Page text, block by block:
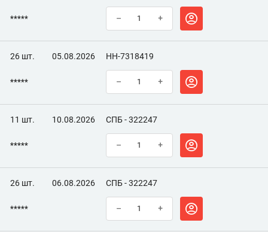
***** – +
26 шт. 05.08.2026 НН-7318419
***** – +
11 шт. 10.08.2026 СПБ - 322247
***** – +
26 шт. 06.08.2026 СПБ - 322247
***** – +